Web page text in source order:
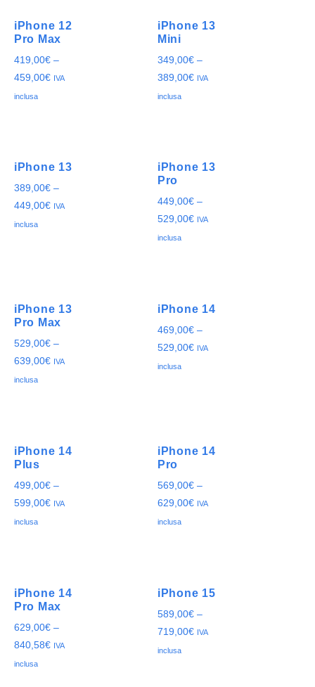
iPhone 12
Pro Max
419,00€ –
459,00€ IVA
inclusa
iPhone 13
Mini
349,00€ –
389,00€ IVA
inclusa
iPhone 13
389,00€ –
449,00€ IVA
inclusa
iPhone 13
Pro
449,00€ –
529,00€ IVA
inclusa
iPhone 13
Pro Max
529,00€ –
639,00€ IVA
inclusa
iPhone 14
469,00€ –
529,00€ IVA
inclusa
iPhone 14
Plus
499,00€ –
599,00€ IVA
inclusa
iPhone 14
Pro
569,00€ –
629,00€ IVA
inclusa
iPhone 14
Pro Max
629,00€ –
840,58€ IVA
inclusa
iPhone 15
589,00€ –
719,00€ IVA
inclusa